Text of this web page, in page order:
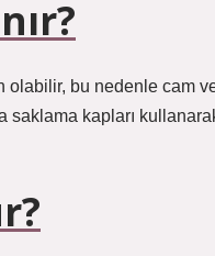
olabilir, bu nedenle cam
saklama kapları